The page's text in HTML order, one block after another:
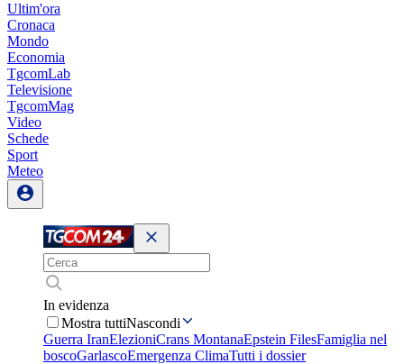
Ultim'ora
Cronaca
Mondo
Economia
TgcomLab
Televisione
TgcomMag
Video
Schede
Sport
Meteo
In evidenza
Mostra tuttiNascondi
Guerra IranElezioniCrans MontanaEpstein FilesFamiglia nel
boscoGarlascoEmergenza ClimaTutti i dossier